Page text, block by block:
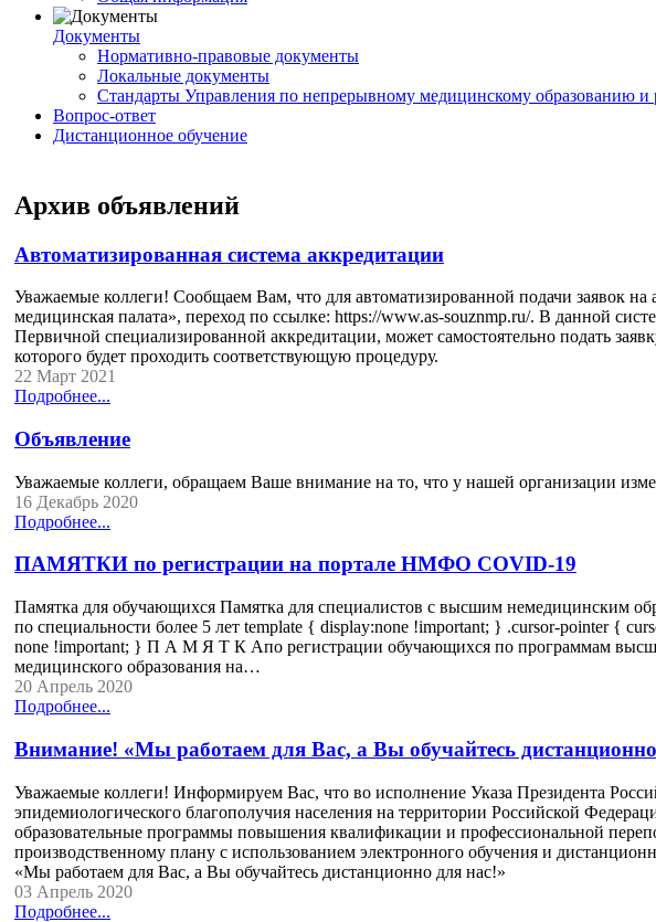
Документы
Нормативно-правовые документы
Локальные документы
Стандарты Управления по непрерывному медицинскому образованию и
Вопрос-ответ
Дистанционное обучение
Архив объявлений
Автоматизированная система аккредитации
Уважаемые коллеги! Сообщаем Вам, что для автоматизированной подачи заявок
медицинская палата», переход по ссылке: https://www.as-souznmp.ru/. В данной
Первичной специализированной аккредитации, может самостоятельно подать
которого будет проходить соответствующую процедуру.
22 Март 2021
Подробнее...
Объявление
Уважаемые коллеги, обращаем Ваше внимание на то, что у нашей организации
16 Декабрь 2020
Подробнее...
ПАМЯТКИ по регистрации на портале НМФО COVID-19
Памятка для обучающихся Памятка для специалистов с высшим немедицинским
по специальности более 5 лет template { display:none !important; } .cursor-pointer {
none !important; } П А М Я Т К Апо регистрации обучающихся по программам
медицинского образования на…
20 Апрель 2020
Подробнее...
Внимание! «Мы работаем для Вас, а Вы обучайтесь
Уважаемые коллеги! Информируем Вас, что во исполнение Указа Президента
эпидемиологического благополучия населения на территории Российской
образовательные программы повышения квалификации и профессиональной
производственному плану с использованием электронного обучения и
«Мы работаем для Вас, а Вы обучайтесь дистанционно для нас!»
03 Апрель 2020
Подробнее...